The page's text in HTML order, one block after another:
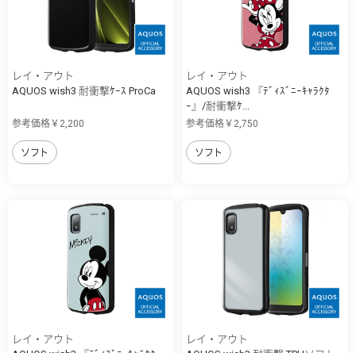
レイ・アウト
AQUOS wish3 耐衝撃ｹｰｽ ProCa
参考価格￥2,200
ソフト
レイ・アウト
AQUOS wish3 『ﾃﾞｨｽﾞﾆｰｷｬﾗｸﾀ
ｰ』/耐衝撃ｹ...
参考価格￥2,750
ソフト
レイ・アウト
レイ・アウト